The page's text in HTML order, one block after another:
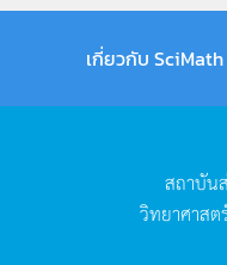
เกี่ยวกับ SciMath
สถาบัน
วิทยาศาสต